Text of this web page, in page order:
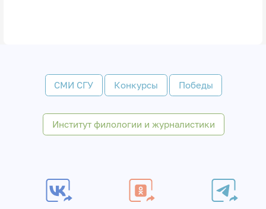
СМИ СГУ Конкурсы Победы
Институт филологии и журналистики